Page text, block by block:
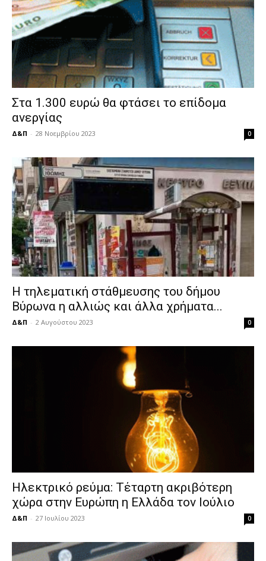
Στα 1.300 ευρώ θα φτάσει το επίδομα
ανεργίας
Δ&Π - 28 Νοεμβρίου 2023 0
Η τηλεματική στάθμευσης του δήμου
Βύρωνα η αλλιώς και άλλα χρήματα...
Δ&Π - 2 Αυγούστου 2023 0
Ηλεκτρικό ρεύμα: Τέταρτη ακριβότερη
χώρα στην Ευρώπη η Ελλάδα τον Ιούλιο
Δ&Π - 27 Ιουλίου 2023 0